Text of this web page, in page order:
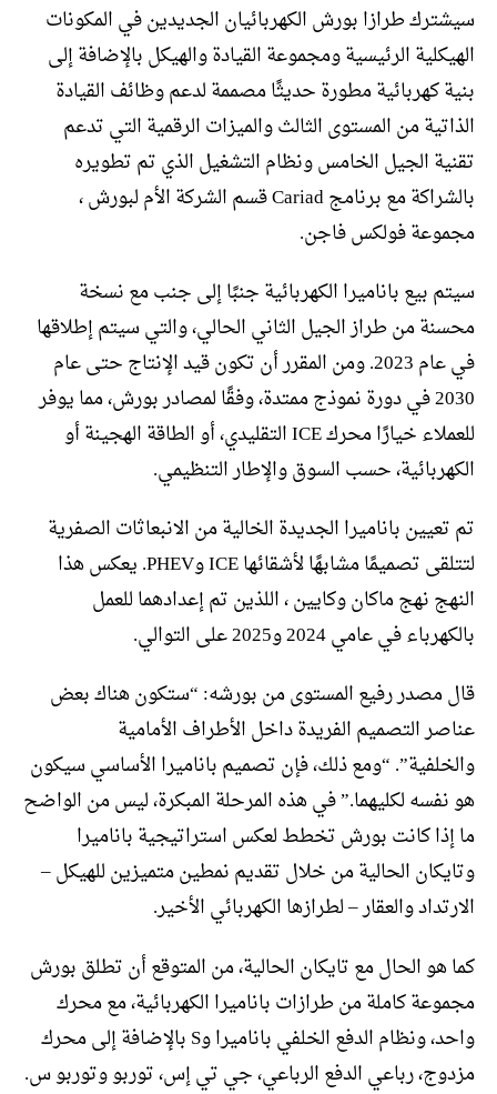
سيشترك طرازا بورش الكهربائيان الجديدين في المكونات
الهيكلية الرئيسية ومجموعة القيادة والهيكل بالإضافة إلى
بنية كهربائية مطورة حديثًا مصممة لدعم وظائف القيادة
الذاتية من المستوى الثالث والميزات الرقمية التي تدعم
تقنية الجيل الخامس ونظام التشغيل الذي تم تطويره
بالشراكة مع برنامج Cariad قسم الشركة الأم لبورش ،
مجموعة فولكس فاجن.
سيتم بيع باناميرا الكهربائية جنبًا إلى جنب مع نسخة
محسنة من طراز الجيل الثاني الحالي، والتي سيتم إطلاقها
في عام 2023. ومن المقرر أن تكون قيد الإنتاج حتى عام
2030 في دورة نموذج ممتدة، وفقًا لمصادر بورش، مما يوفر
للعملاء خيارًا محرك ICE التقليدي، أو الطاقة الهجينة أو
الكهربائية، حسب السوق والإطار التنظيمي.
تم تعيين باناميرا الجديدة الخالية من الانبعاثات الصفرية
لتتلقى تصميمًا مشابهًا لأشقائها ICE وPHEV. يعكس هذا
النهج نهج ماكان وكايين ، اللذين تم إعدادهما للعمل
بالكهرباء في عامي 2024 و2025 على التوالي.
قال مصدر رفيع المستوى من بورشه: “ستكون هناك بعض
عناصر التصميم الفريدة داخل الأطراف الأمامية
والخلفية”. “ومع ذلك، فإن تصميم باناميرا الأساسي سيكون
هو نفسه لكليهما.” في هذه المرحلة المبكرة، ليس من الواضح
ما إذا كانت بورش تخطط لعكس استراتيجية باناميرا
وتايكان الحالية من خلال تقديم نمطين متميزين للهيكل –
الارتداد والعقار – لطرازها الكهربائي الأخير.
كما هو الحال مع تايكان الحالية، من المتوقع أن تطلق بورش
مجموعة كاملة من طرازات باناميرا الكهربائية، مع محرك
واحد، ونظام الدفع الخلفي باناميرا وS بالإضافة إلى محرك
مزدوج، رباعي الدفع الرباعي، جي تي إس، توربو وتوربو س.